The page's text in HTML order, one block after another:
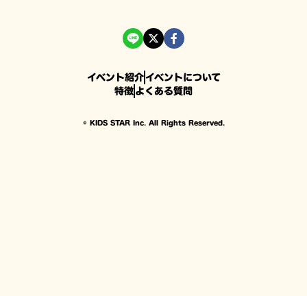
イベント紹介イベントについて
特徴よくある質問
© KIDS STAR Inc. All Rights Reserved.